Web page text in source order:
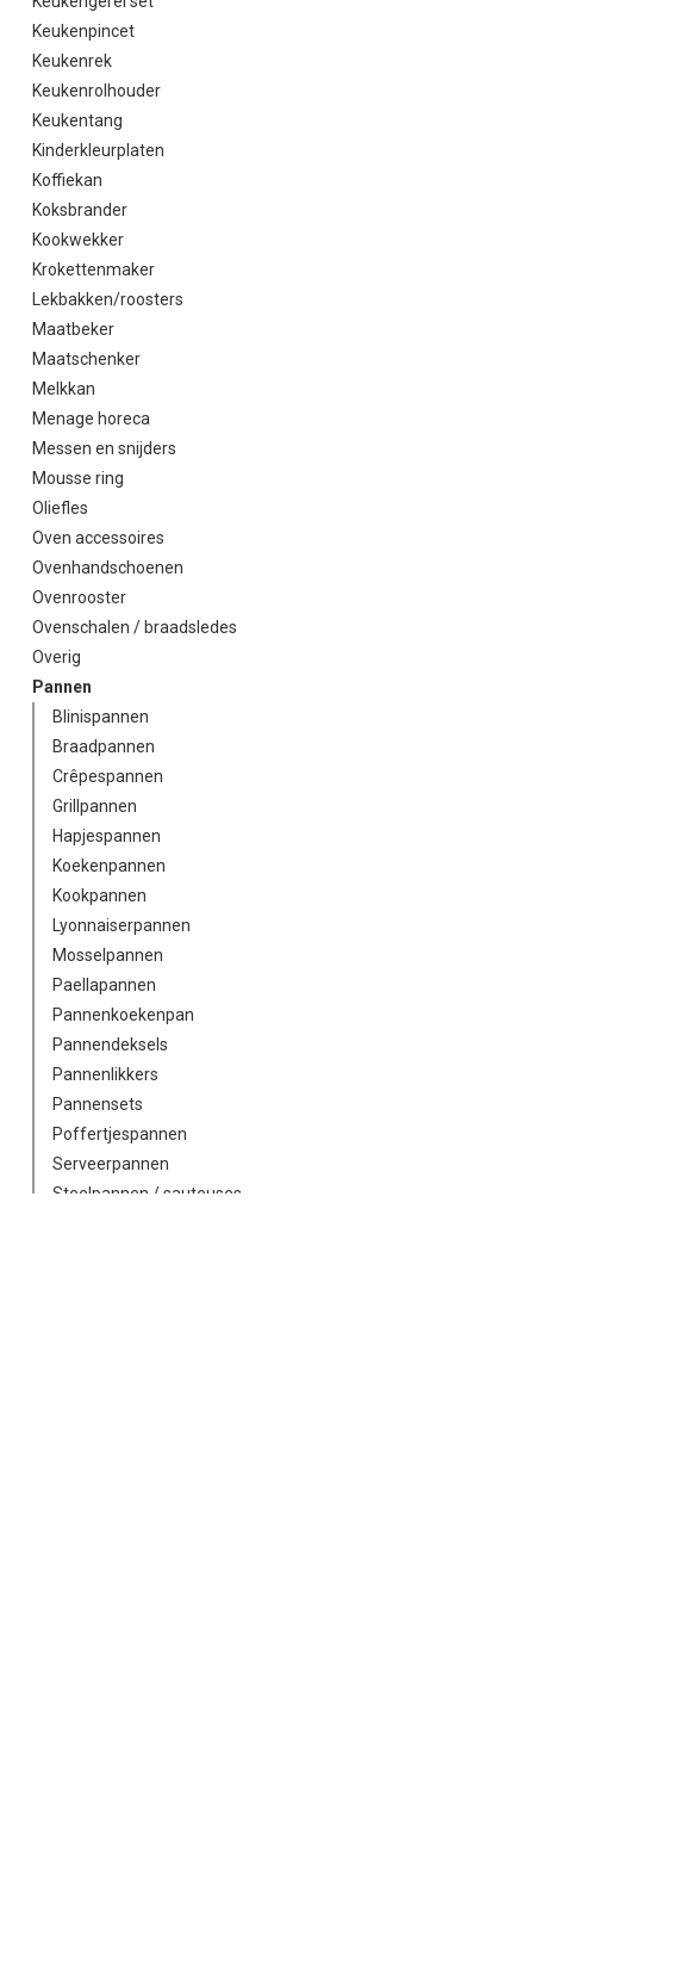
Keukenpincet
Keukenrek
Keukenrolhouder
Keukentang
Kinderkleurplaten
Koffiekan
Koksbrander
Kookwekker
Krokettenmaker
Lekbakken/roosters
Maatbeker
Maatschenker
Melkkan
Menage horeca
Messen en snijders
Mousse ring
Oliefles
Oven accessoires
Ovenhandschoenen
Ovenrooster
Ovenschalen / braadsledes
Overig
Pannen
Blinispannen
Braadpannen
Crêpespannen
Grillpannen
Hapjespannen
Koekenpannen
Kookpannen
Lyonnaiserpannen
Mosselpannen
Paellapannen
Pannenkoekenpan
Pannendeksels
Pannenlikkers
Pannensets
Poffertjespannen
Serveerpannen
Steelpannen / sauteuses